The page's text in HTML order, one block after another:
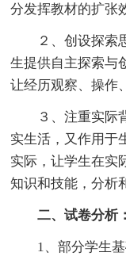
分发挥教材的扩张
２、创设探索思
生提供自主探索与
让经历观察、操作
３、注重实际背
实生活，又作用于
实际，让学生在实
知识和技能，分析
二、试卷分析：
1、部分学生基